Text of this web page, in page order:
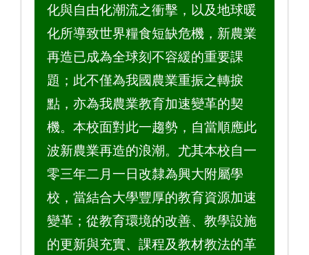
化與自由化潮流之衝擊，以及地球暖
化所導致世界糧食短缺危機，新農業
再造已成為全球刻不容緩的重要課
題；此不僅為我國農業重振之轉捩
點，亦為我農業教育加速變革的契
機。本校面對此一趨勢，自當順應此
波新農業再造的浪潮。尤其本校自一
零三年二月一日改隸為興大附屬學
校，當結合大學豐厚的教育資源加速
變革；從教育環境的改善、教學設施
的更新與充實、課程及教材教法的革